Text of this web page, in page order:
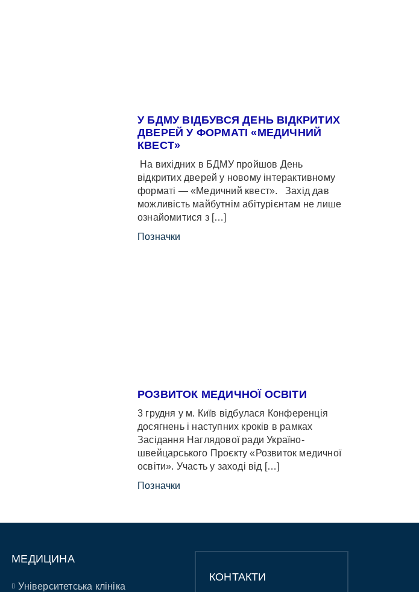
У БДМУ ВІДБУВСЯ ДЕНЬ ВІДКРИТИХ
ДВЕРЕЙ У ФОРМАТІ «МЕДИЧНИЙ
КВЕСТ»
На вихідних в БДМУ пройшов День
відкритих дверей у новому інтерактивному
форматі — «Медичний квест». Захід дав
можливість майбутнім абітурієнтам не лише
ознайомитися з […]
Позначки
РОЗВИТОК МЕДИЧНОЇ ОСВІТИ
3 грудня у м. Київ відбулася Конференція
досягнень і наступних кроків в рамках
Засідання Наглядової ради Україно-
швейцарського Проєкту «Розвиток медичної
освіти». Участь у заході від […]
Позначки
МЕДИЦИНА
Університетська клініка
КОНТАКТИ